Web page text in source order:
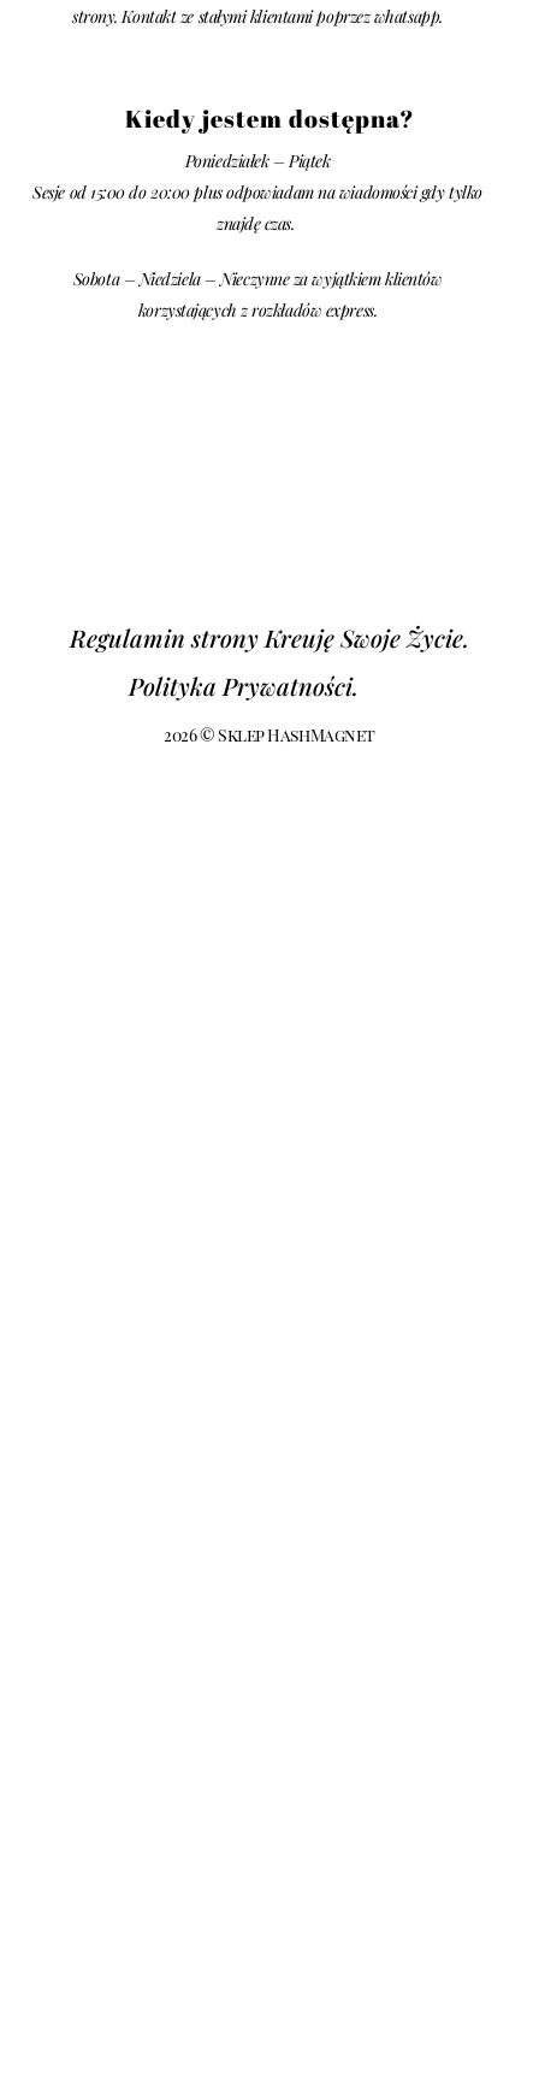
strony. Kontakt ze stałymi klientami poprzez whatsapp.
Kiedy jestem dostępna?
Poniedziałek – Piątek
Sesje od 15:00 do 20:00 plus odpowiadam na wiadomości gdy tylko
znajdę czas.
Sobota – Niedziela – Nieczynne za wyjątkiem klientów
korzystających z rozkładów express.
Regulamin strony Kreuję Swoje Życie.
Polityka Prywatności.
2026 © Sklep HashMagnet